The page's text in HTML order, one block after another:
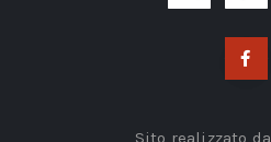
Sito realizzato da